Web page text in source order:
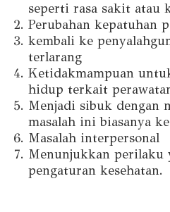
seperti rasa sakit atau
Perubahan kepatuhan
kembali ke
terlarang
Ketidakmampuan
hidup terkait
Menjadi sibuk dengan
masalah ini biasanya
Masalah interpersonal
Menunjukkan perilaku
pengaturan kesehatan.